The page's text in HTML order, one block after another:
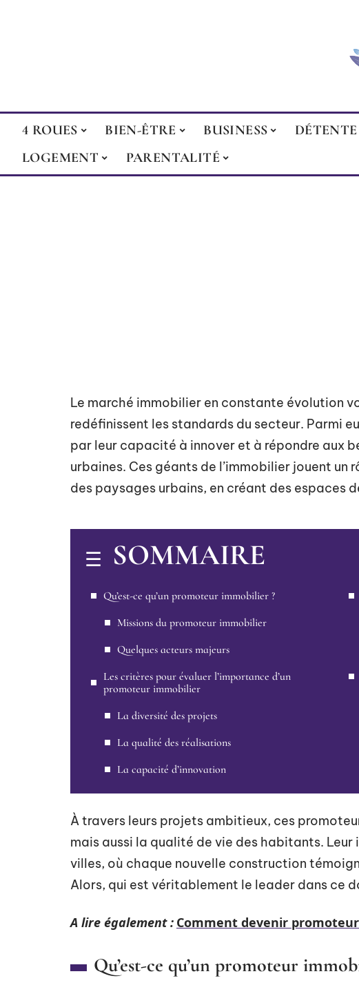
4 ROUES BIEN-ÊTRE BUSINESS DÉTENTE
LOGEMENT
PARENTALITÉ
Le marché immobilier en constante évolution
redéfinissent les standards du secteur. Parmi
par leur capacité à innover et à répondre aux
urbaines. Ces géants de l’immobilier jouent
des paysages urbains, en créant des espaces
SOMMAIRE
Qu’est-ce qu’un promoteur immobilier ?
Missions du promoteur immobilier
Quelques acteurs majeurs
Les critères pour évaluer l’importance d’un
promoteur immobilier
La diversité des projets
La qualité des réalisations
La capacité d’innovation
À travers leurs projets ambitieux, ces
mais aussi la qualité de vie des habitants.
villes, où chaque nouvelle construction
Alors, qui est véritablement le leader dans ce
A lire également : Comment devenir
Qu’est-ce qu’un promoteur